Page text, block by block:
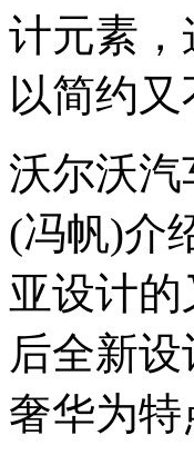
计元素
以简约
沃尔沃汽
(冯帆)介
亚设计
后全新
奢华为